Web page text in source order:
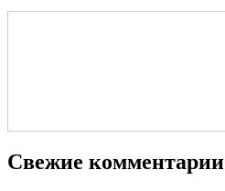
Свежие комментарии